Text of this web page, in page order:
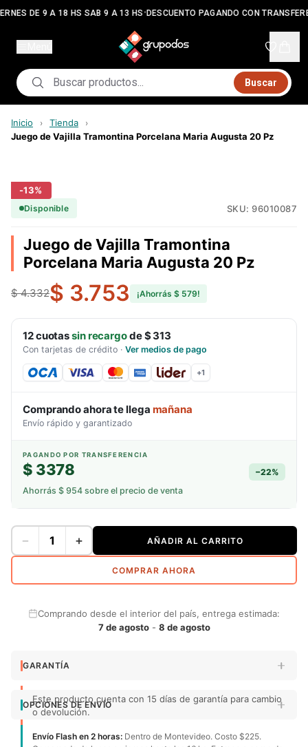
DE 9 A 18 HS SAB 9 A 13 HS• DESCUENTO PAGANDO CON
Buscar
Inicio › Tienda ›
Juego de Vajilla Tramontina Porcelana Maria Augusta 20 Pz
-13%
Disponible SKU: 96010087
Juego de Vajilla Tramontina
Porcelana Maria Augusta 20 Pz
$ 4.332$ 3.753 ¡Ahorrás $ 579!
12cuotassin recargode$ 313
Con tarjetas de crédito · Ver medios de pago
+1
Comprando ahora te llega mañana
Envío rápido y garantizado
PAGANDO POR TRANSFERENCIA
$ 3378 −22%
Ahorrás $ 954 sobre el precio de venta
− + AÑADIR AL CARRITO
COMPRAR AHORA
Comprando desde el interior del país, entrega estimada:
7 de agosto- 8 de agosto
GARANTÍA
Este producto cuenta con 15 días de garantía para cambio
o devolución.
OPCIONES DE ENVÍO
Envío Flash en 2 horas: Dentro de Montevideo. Costo $225.